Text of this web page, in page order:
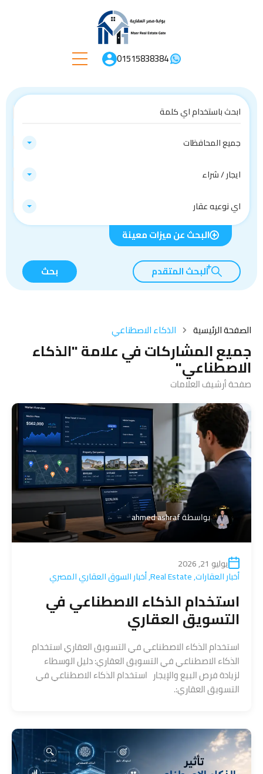
01515838384
جميع المحافظات
ايجار / شراء
اي نوعيه عقار
البحث عن ميزات معينة
البحث المتقدم بحث
الصفحة الرئيسية الذكاء الاصطناعي
جميع المشاركات في علامة "الذكاء
الاصطناعي"
صفحة أرشيف العلامات
بواسطةahmed ashraf
يوليو 21, 2026
أخبار العقارات,
Real Estate
,أخبار السوق العقاري المصري
استخدام الذكاء الاصطناعي في
التسويق العقاري
استخدام الذكاء الاصطناعي في التسويق العقاري استخدام
الذكاء الاصطناعي في التسويق العقاري: دليل الوسطاء
لزيادة فرص البيع والإيجار استخدام الذكاء الاصطناعي في
التسويق العقاري:.